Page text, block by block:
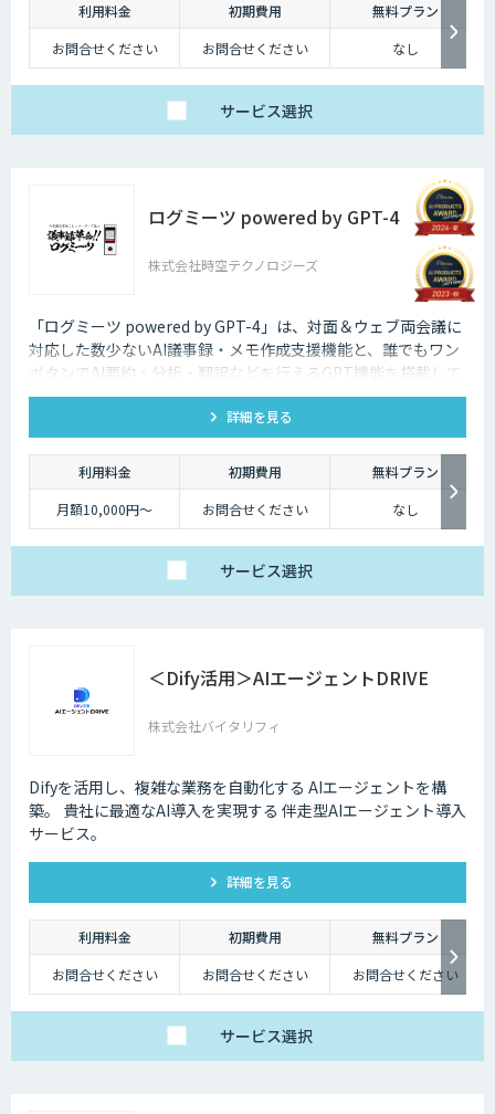
利用料金 初期費用
無料プラン
お問合せください
お問合せください なし
サービス選択
ログミーツ powered by GPT-4
株式会社時空テクノロジーズ
「ログミーツ powered by GPT-4」は、対面＆ウェブ両会議に
対応した数少ないAI議事録・メモ作成支援機能と、誰でもワン
ボタンでAI要約・分析・翻訳などを行えるGPT機能を搭載して
いる、最強会議支援ツールです。
詳細を見る
利用料金 初期費用
無料プラン
月額10,000円～
お問合せください なし
サービス選択
＜Dify活用＞AIエージェントDRIVE
株式会社バイタリフィ
Difyを活用し、複雑な業務を自動化する AIエージェントを構
築。 貴社に最適なAI導入を実現する 伴走型AIエージェント導入
サービス。
詳細を見る
利用料金 初期費用
無料プラン
お問合せください
お問合せください お問合せください
サービス選択